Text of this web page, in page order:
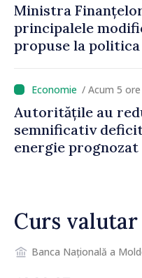
Ministra
principalele
propuse la politica
venit
/ Acum 5 ore
Autoritățile au
semnificativ
energie
Curs valutar
Banca Națională a